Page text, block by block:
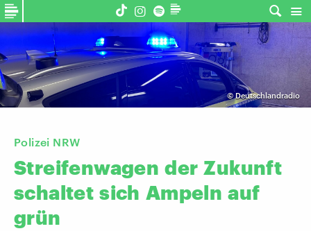
© Deutschlandradio
Polizei NRW
Streifenwagen der Zukunft
schaltet sich Ampeln auf
grün